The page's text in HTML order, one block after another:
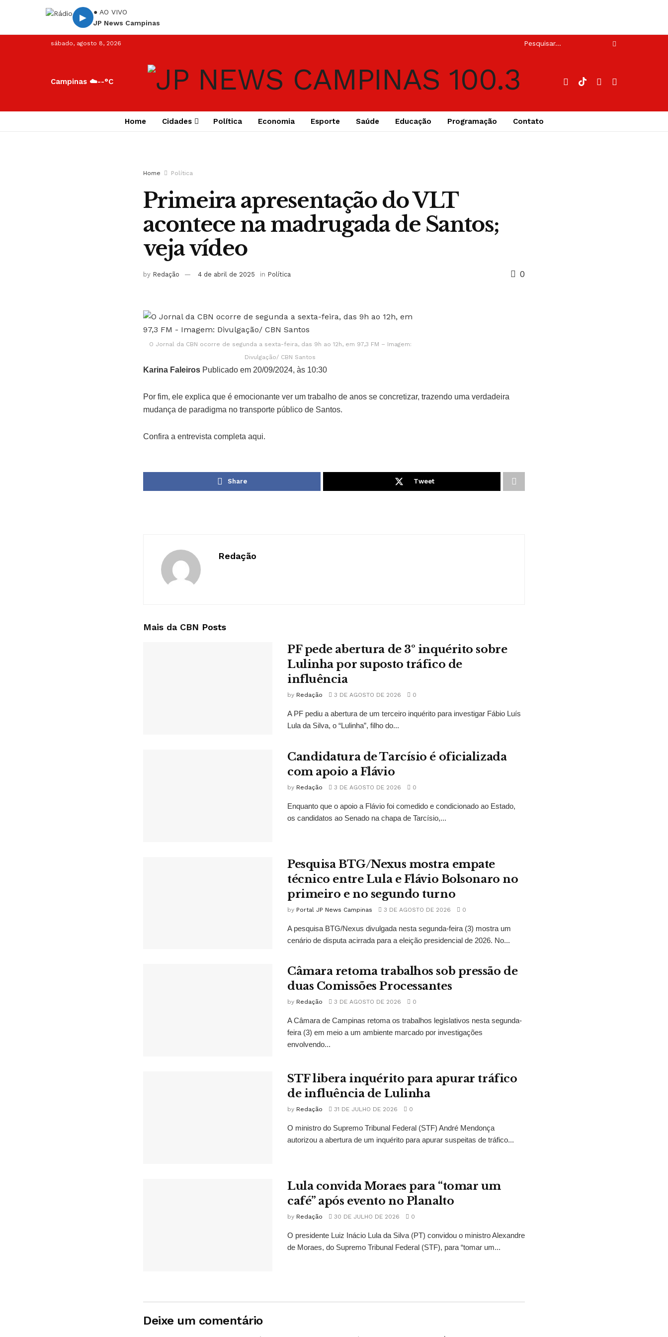
▶
● AO VIVO
JP News Campinas
sábado, agosto 8, 2026
Campinas ☁️--°C
Home Cidades Política Economia Esporte Saúde Educação Programação Contato
Home Política
Primeira apresentação do VLT
acontece na madrugada de Santos;
veja vídeo
by Redação 4 de abril de 2025 in Política 0
O Jornal da CBN ocorre de segunda a sexta-feira, das 9h ao 12h, em 97,3 FM – Imagem:
Divulgação/ CBN Santos
Karina Faleiros Publicado em 20/09/2024, às 10:30
Por fim, ele explica que é emocionante ver um trabalho de anos se concretizar, trazendo uma verdadeira
mudança de paradigma no transporte público de Santos.
Confira a entrevista completa aqui.
Share Tweet
Redação
Mais da CBN Posts
PF pede abertura de 3º inquérito sobre
Lulinha por suposto tráfico de
influência
by Redação 3 DE AGOSTO DE 2026 0
A PF pediu a abertura de um terceiro inquérito para investigar Fábio Luís
Lula da Silva, o “Lulinha”, filho do...
Candidatura de Tarcísio é oficializada
com apoio a Flávio
by Redação 3 DE AGOSTO DE 2026 0
Enquanto que o apoio a Flávio foi comedido e condicionado ao Estado,
os candidatos ao Senado na chapa de Tarcísio,...
Pesquisa BTG/Nexus mostra empate
técnico entre Lula e Flávio Bolsonaro no
primeiro e no segundo turno
by Portal JP News Campinas 3 DE AGOSTO DE 2026 0
A pesquisa BTG/Nexus divulgada nesta segunda-feira (3) mostra um
cenário de disputa acirrada para a eleição presidencial de 2026. No...
Câmara retoma trabalhos sob pressão de
duas Comissões Processantes
by Redação 3 DE AGOSTO DE 2026 0
A Câmara de Campinas retoma os trabalhos legislativos nesta segunda-
feira (3) em meio a um ambiente marcado por investigações
envolvendo...
STF libera inquérito para apurar tráfico
de influência de Lulinha
by Redação 31 DE JULHO DE 2026 0
O ministro do Supremo Tribunal Federal (STF) André Mendonça
autorizou a abertura de um inquérito para apurar suspeitas de tráfico...
Lula convida Moraes para “tomar um
café” após evento no Planalto
by Redação 30 DE JULHO DE 2026 0
O presidente Luiz Inácio Lula da Silva (PT) convidou o ministro Alexandre
de Moraes, do Supremo Tribunal Federal (STF), para “tomar um...
Deixe um comentário